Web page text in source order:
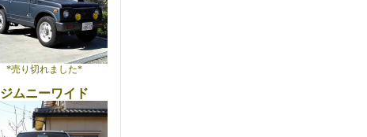
*売り切れました*
ジムニーワイド